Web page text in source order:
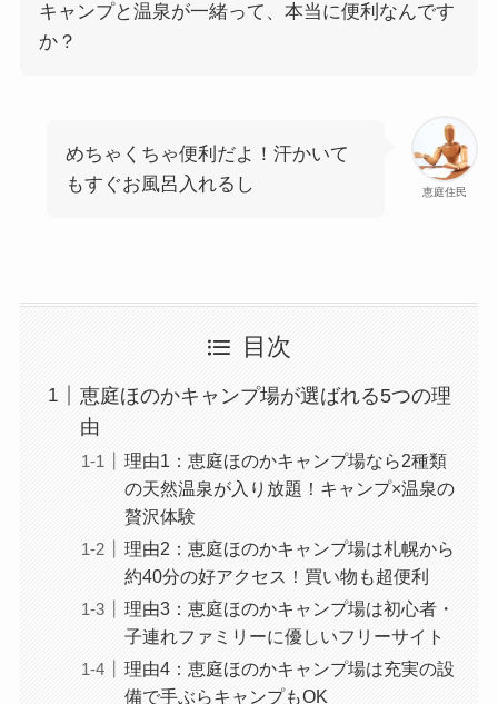
キャンプと温泉が一緒って、本当に便利なんです
か？
恵庭住民
めちゃくちゃ便利だよ！汗かいて
もすぐお風呂入れるし
目次
恵庭ほのかキャンプ場が選ばれる5つの理
由
理由1：恵庭ほのかキャンプ場なら2種類
の天然温泉が入り放題！キャンプ×温泉の
贅沢体験
理由2：恵庭ほのかキャンプ場は札幌から
約40分の好アクセス！買い物も超便利
理由3：恵庭ほのかキャンプ場は初心者・
子連れファミリーに優しいフリーサイト
理由4：恵庭ほのかキャンプ場は充実の設
備で手ぶらキャンプもOK